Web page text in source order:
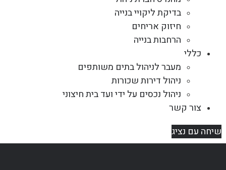
בדיקת ליקויי בנייה
חיזוק אריחים
הרחבות בנייה
כללי
מעבר לניהול בתים משותפים
ניהול דירות שכורות
ניהול נכסים על ידי ועד בית חיצוני
צור קשר
שיחה עם נציג